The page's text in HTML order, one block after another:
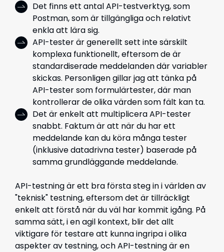
Det finns ett antal API-testverktyg, som
Postman, som är tillgängliga och relativt
enkla att lära sig.
API-tester är generellt sett inte särskilt
komplexa funktionellt, eftersom de är
standardiserade meddelanden där variabler
skickas. Personligen gillar jag att tänka på
API-tester som formulärtester, där man
kontrollerar de olika värden som fält kan ta.
Det är enkelt att multiplicera API-tester
snabbt. Faktum är att när du har ett
meddelande kan du köra många tester
(inklusive datadrivna tester) baserade på
samma grundläggande meddelande.
API-testning är ett bra första steg in i världen av
"teknisk" testning, eftersom det är tillräckligt
enkelt att förstå när du väl har kommit igång. På
samma sätt, i en agil kontext, blir det allt
viktigare för testare att kunna ingripa i olika
aspekter av testning, och API-testning är en